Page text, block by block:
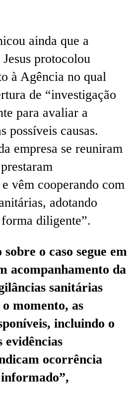
ainda que a
protocolou
à Agência no qual
de “investigação
para avaliar a
possíveis causas.
empresa se reuniram
vêm cooperando com
adotando
diligente”.
o caso segue em
acompanhamento da
sanitárias
momento, as
incluindo o
evidências
ocorrência